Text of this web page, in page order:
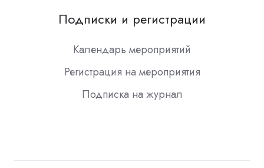
Подписки и регистрации
Календарь мероприятий
Регистрация на мероприятия
Подписка на журнал